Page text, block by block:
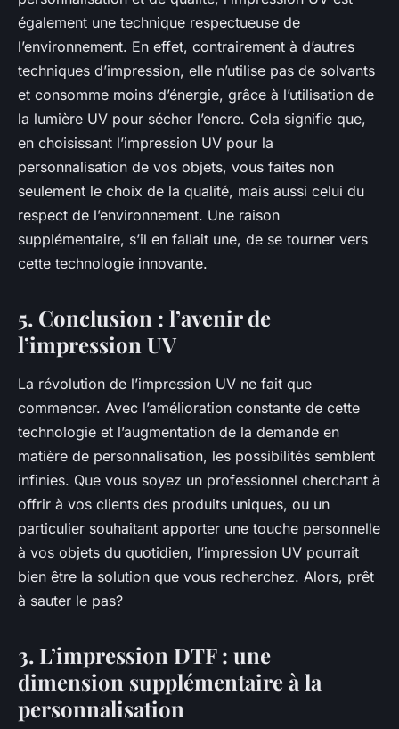
également une technique respectueuse de
l’environnement. En effet, contrairement à d’autres
techniques d’impression, elle n’utilise pas de solvants
et consomme moins d’énergie, grâce à l’utilisation de
la lumière UV pour sécher l’encre. Cela signifie que,
en choisissant l’impression UV pour la
personnalisation de vos objets, vous faites non
seulement le choix de la qualité, mais aussi celui du
respect de l’environnement. Une raison
supplémentaire, s’il en fallait une, de se tourner vers
cette technologie innovante.
5. Conclusion : l’avenir de
l’impression UV
La révolution de l’impression UV ne fait que
commencer. Avec l’amélioration constante de cette
technologie et l’augmentation de la demande en
matière de personnalisation, les possibilités semblent
infinies. Que vous soyez un professionnel cherchant à
offrir à vos clients des produits uniques, ou un
particulier souhaitant apporter une touche personnelle
à vos objets du quotidien, l’impression UV pourrait
bien être la solution que vous recherchez. Alors, prêt
à sauter le pas?
3. L’impression DTF : une
dimension supplémentaire à la
personnalisation